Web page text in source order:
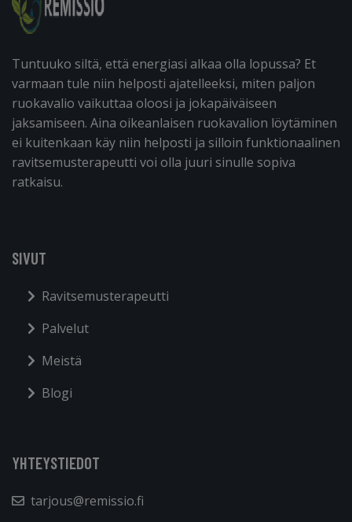
Tuntuuko siltä, että energiasi alkaa olla lopussa? Et
varmaan tule niin helposti ajatelleeksi, miten paljon
ruokavalio vaikuttaa oloosi ja jokapäiväiseen
jaksamiseen. Aina oikeanlaisen ruokavalion löytäminen
ei kuitenkaan käy niin helposti ja silloin funktionaalinen
ravitsemusterapeutti voi olla juuri sinulle sopiva
ratkaisu.
SIVUT
Ravitsemusterapeutti
Palvelut
Meistä
Blogi
YHTEYSTIEDOT
tarjous@remissio.fi